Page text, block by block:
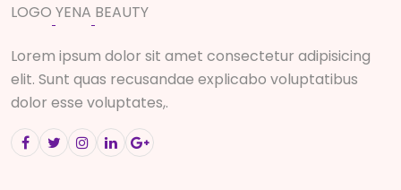
LOGO YENA BEAUTY
Lorem ipsum dolor sit amet consectetur adipisicing
elit. Sunt quas recusandae explicabo voluptatibus
dolor esse voluptates,.